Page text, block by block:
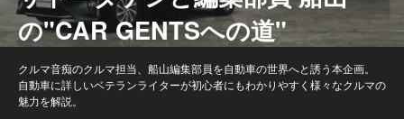
の"CAR GENTSへの道"
クルマ音痴のクルマ担当、船山編集部員を自動車の世界へと誘う本企画。
自動車に詳しいベテランライターが初心者にもわかりやすく様々なクルマの
魅力を解説。